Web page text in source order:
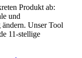
Produkt ab:
und
Unser Tool
11-stellige